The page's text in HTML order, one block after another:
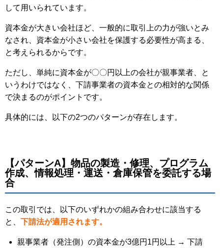
して用いられています。
資本金が大きい会社ほど、一般的に取引上の力が強いとみ
なされ、資本金が小さい会社を保護する必要性が高まる、
と考えられるからです。
ただし、単純に資本金が〇〇円以上の会社が親事業者、と
いうわけではなく、下請事業者の資本金との相対的な関係
で決まるのがポイントです。
具体的には、以下の2つのパターンが存在します。
【パターンA】物品の製造・修理、プログラム
作成、情報処理・運送・倉庫保管を委託する場
合
この取引では、以下のいずれかの組み合わせに該当する
と、 下請法が適用されます。
親事業者（発注側）の資本金が3億円1円以上 → 下請